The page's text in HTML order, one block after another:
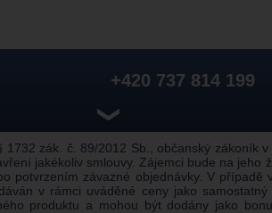
+420 737 814 199
❯
zák. č. 89/2012 Sb., občanský zákoník
jakékoliv smlouvy. Zájemci bude na
potvrzením závazné objednávky. V
v rámci uváděné ceny jako
produktu a mohou být dodány jako